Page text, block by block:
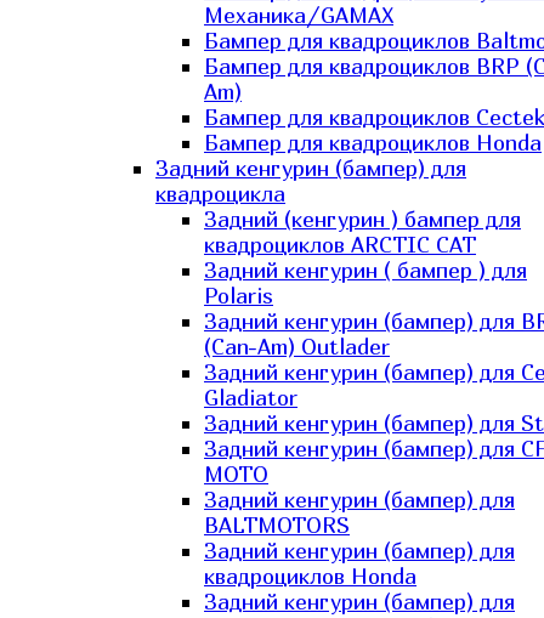
Механика/GAMAX
Бампер для квадроциклов
Бампер для квадроциклов BRP
Am)
Бампер для квадроциклов Cectek
Бампер для квадроциклов Honda
Задний кенгурин (бампер) для
квадроцикла
Задний (кенгурин ) бампер для
квадроциклов ARCTIC CAT
Задний кенгурин ( бампер ) для
Polaris
Задний кенгурин (бампер) для
(Can-Am) Outlader
Задний кенгурин (бампер) для
Gladiator
Задний кенгурин (бампер) для
Задний кенгурин (бампер) для
MOTO
Задний кенгурин (бампер) для
BALTMOTORS
Задний кенгурин (бампер) для
квадроциклов Honda
Задний кенгурин (бампер) для